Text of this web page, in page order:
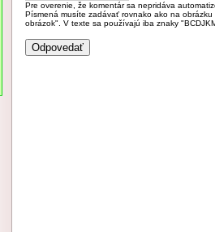
Pre overenie, že komentár sa nepridáva
Písmená musíte zadávať rovnako ako na
obrázok". V texte sa používajú iba znaky